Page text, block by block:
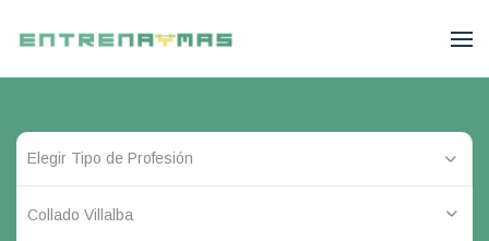
Collado Villalba